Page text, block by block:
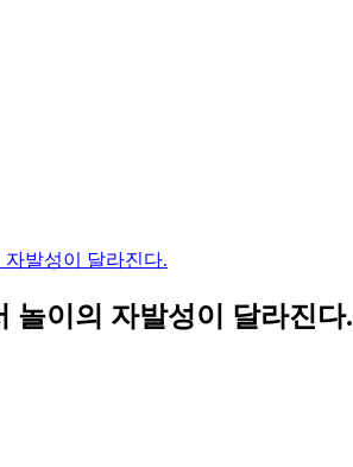
발성이 달라진다.
놀이의 자발성이 달라진다.